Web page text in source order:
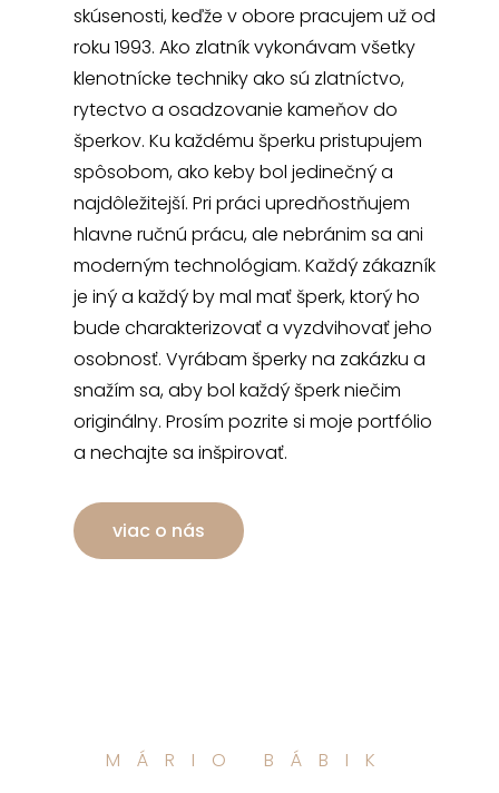
skúsenosti, keďže v obore pracujem už od
roku 1993. Ako zlatník vykonávam všetky
klenotnícke techniky ako sú zlatníctvo,
rytectvo a osadzovanie kameňov do
šperkov. Ku každému šperku pristupujem
spôsobom, ako keby bol jedinečný a
najdôležitejší. Pri práci upredňostňujem
hlavne ručnú prácu, ale nebránim sa ani
moderným technológiam. Každý zákazník
je iný a každý by mal mať šperk, ktorý ho
bude charakterizovať a vyzdvihovať jeho
osobnosť. Vyrábam šperky na zakázku a
snažím sa, aby bol každý šperk niečim
originálny. Prosím pozrite si moje portfólio
a nechajte sa inšpirovať.
viac o nás
MÁRIO BÁBIK